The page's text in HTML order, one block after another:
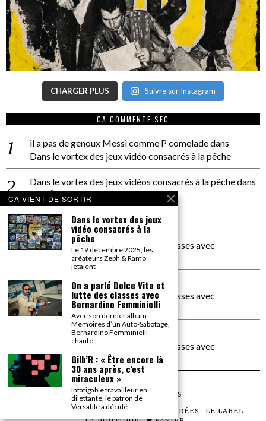
CHARGER PLUS Suivre sur Instagram
CA COMMENTE SEC
il a pas de genoux Messi comme P comeladedans
Dans le vortex des jeux vidéo consacrés à la pêche
Dans le vortex des jeux vidéos consacrés à la pêchedans
PACÔME THIELLEMENT
La séance d’Hip Gnose
La Patrie
dans
On a parlé Dolce Vita et lutte des classes avec
Bernardino Femminielli
carte noire negra à l'o tiededans
On a parlé Dolce Vita et lutte des classes avec
Bernardino Femminielli
moise et son mascarédans
On a parlé Dolce Vita et lutte des classes avec
Bernardino Femminielli
©2026TOUS DROITS RÉSERVÉS
LES ARTICLES LE MAGAZINE LES SOIRÉES
LE LABEL
CA VIENT DE SORTIR
Dans le vortex des jeux
vidéo consacrés à la
pêche
Le 19 décembre 2025, les
créateurs Zeph & Ramo
jetaient
On a parlé Dolce Vita et
lutte des classes avec
Bernardino Femminielli
Avec son dernier album
Mémoires d’un Auto-Sabotage,
Bernardino Femminielli
chante
Gilb’R : « Être encore là
30 ans après, c’est
miraculeux »
Infatigable travailleur en
dilettante, le patron de
Versatile a décidé